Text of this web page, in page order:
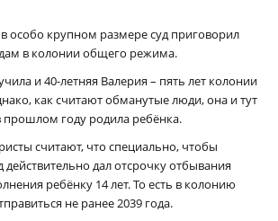
особо крупном размере суд приговорил
в колонии общего режима.
и 40-летняя Валерия – пять лет колонии
как считают обманутые люди, она и тут
прошлом году родила ребёнка.
считают, что специально, чтобы
действительно дал отсрочку отбывания
ребёнку 14 лет. То есть в колонию
не ранее 2039 года.